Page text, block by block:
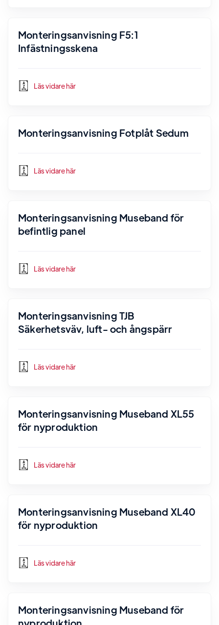
Monteringsanvisning F5:1
Infästningsskena
Läs vidare här
Monteringsanvisning Fotplåt Sedum
Läs vidare här
Monteringsanvisning Museband för
befintlig panel
Läs vidare här
Monteringsanvisning TJB
Säkerhetsväv, luft- och ångspärr
Läs vidare här
Monteringsanvisning Museband XL55
för nyproduktion
Läs vidare här
Monteringsanvisning Museband XL40
för nyproduktion
Läs vidare här
Monteringsanvisning Museband för